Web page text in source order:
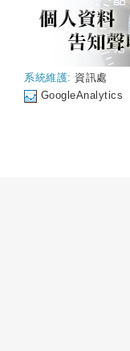
系統維護: 資訊處
GoogleAnalytics